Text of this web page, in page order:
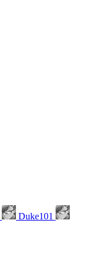
Duke101